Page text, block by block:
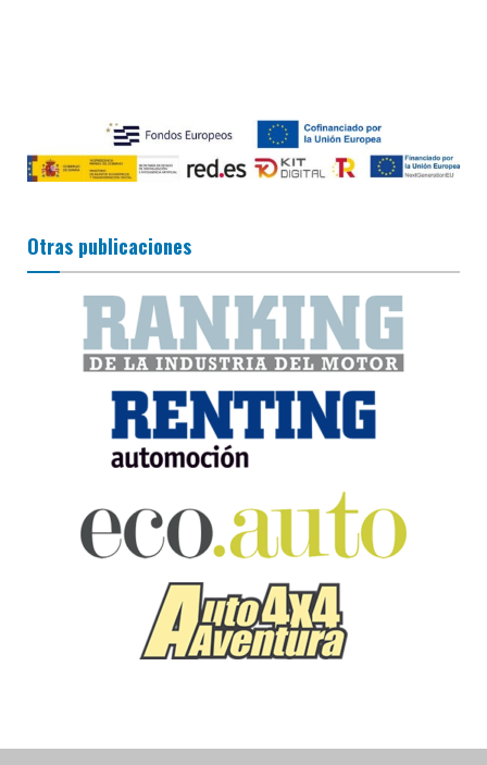
Otras publicaciones